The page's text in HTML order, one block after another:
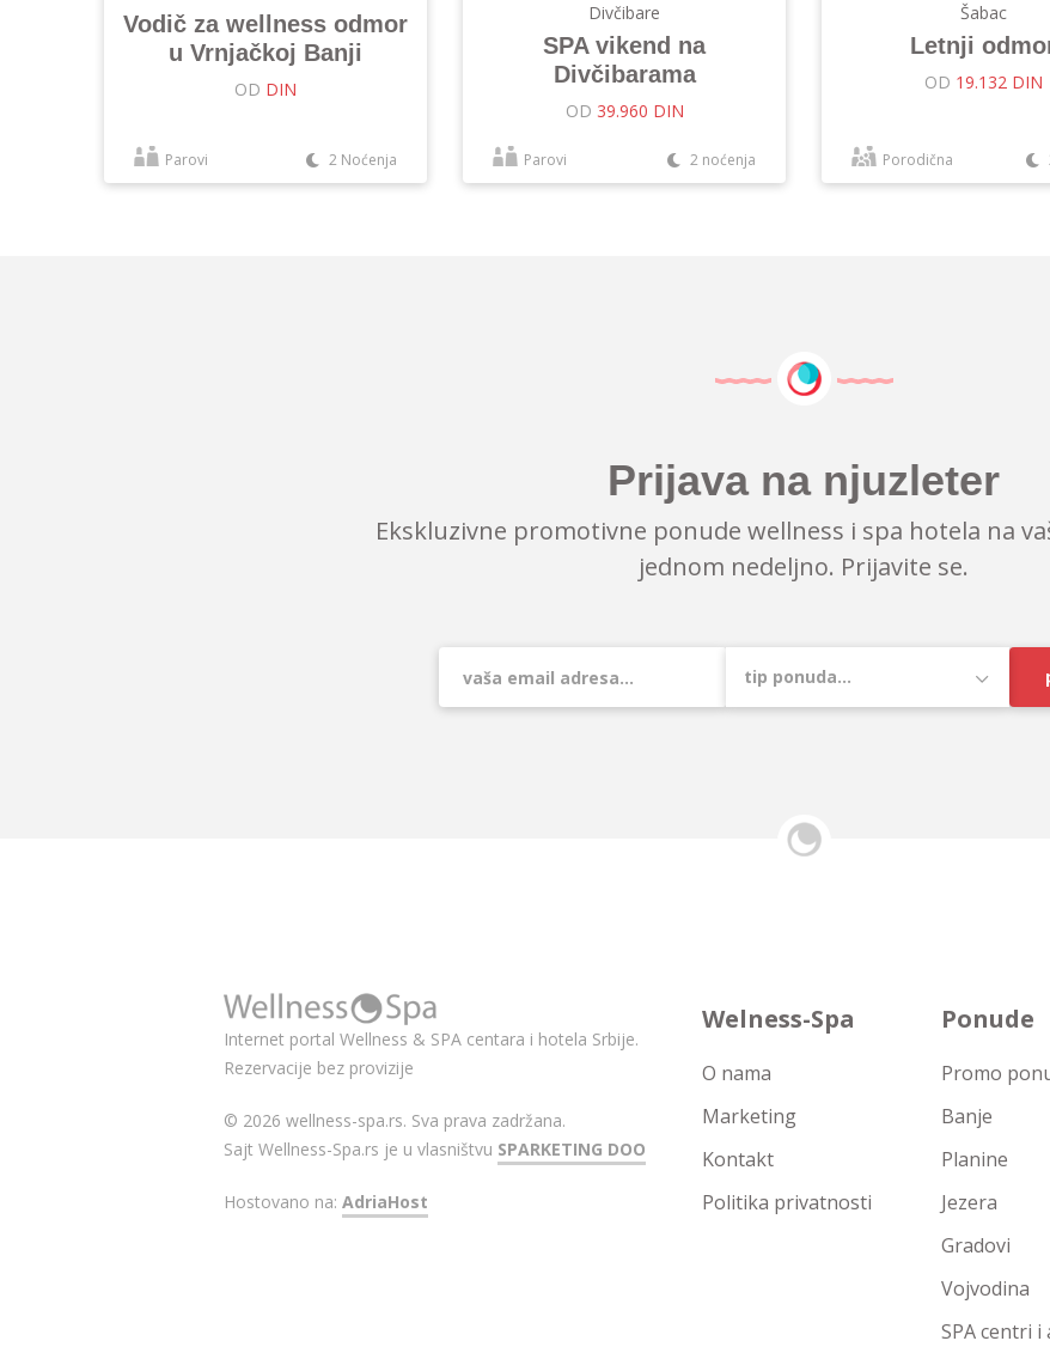
Vodič za wellness odmor
u Vrnjačkoj Banji
OD DIN
Parovi 2 Noćenja
Divčibare
SPA vikend na
Divčibarama
OD 39.960 DIN
Parovi 2 noćenja
Šabac
Letnji
OD 19.132 DIN
Porodična
Prijava na njuzleter
Ekskluzivne promotivne ponude wellness i spa hotela na
jednom nedeljno. Prijavite se.
Internet portal Wellness & SPA centara i hotela Srbije.
Rezervacije bez provizije
© 2026 wellness-spa.rs. Sva prava zadržana.
Sajt Wellness-Spa.rs je u vlasništvu SPARKETING DOO
Hostovano na: AdriaHost
Welness-Spa
O nama
Marketing
Kontakt
Politika privatnosti
Ponude
Promo
Banje
Planine
Jezera
Gradovi
Vojvodina
SPA centri